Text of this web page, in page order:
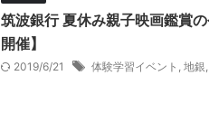
筑波銀行 夏休み親子映画鑑賞
開催】
2019/6/21 体験学習イベント , 地銀,